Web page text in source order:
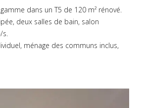
dans un T5 de 120 m² rénové.
deux salles de bain, salon
s.
ménage des communs inclus,